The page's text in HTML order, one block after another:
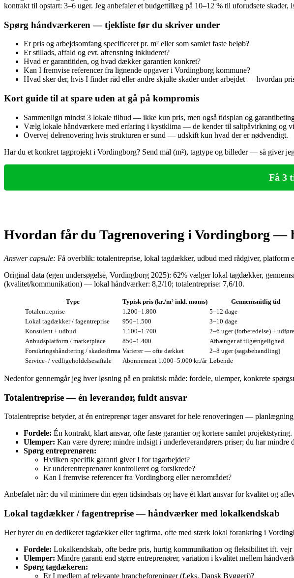
kontrakt til opstart: 3–6 uger. Jeg anbefaler et budgettillæg på 10–12 % til uforudsete
Spørg håndværkeren — tjekliste før du skriver under
Er pris og arbejdsomfang specificeret pr. m² eller som samlet faste beløb?
Er stillads, affald og evt. afrensning inkluderet?
Hvad er garantitiden, og hvad dækker garantien konkret?
Kan I fremvise referencer fra lignende opgaver i Vordingborg kommune?
Hvad sker der, hvis I finder råd eller andre skjulte skader under arbejdet — hvordan
Kort guide til at spare uden at gå på kompromis
Sammenlign mindst 3 lokale tilbud — ikke kun pris, men også tidsplan og
Vælg lokale håndværkere med erfaring i kystklima — de kender til saltpåvirkning og
Overvej delrenovering hvis strukturen er sund — udskift kun hvad der er nødvendigt.
Har du et konkret tagprojekt i Vordingborg? Send mål (m²), tagtype og billeder — så giver
Få 3
Hvordan får du Tagrenovering i Vordingborg —
Answer capsule: Få overblik: totalentreprise, lokal tagdækker, udbud med rådgiver,
Original data (egen undersøgelse, Vordingborg 2025): 62% vælger lokal tagdækker,
(kvalitet/kommunikation) — lokal håndværker: 8,2/10; totalentreprise: 7,6/10.
Type Typisk pris (kr./m² inkl. moms) Gennemsnitlig tid
Totalentreprise
1.200–1.800 5–12 dage
Lokal tagdækker / fagentreprise
950–1.500 3–10 dage
Konsulent + udbud
1.100–1.700 2–6 uger (forberedelse) +
Anbudsplatform / marketplace
850–1.400 Afhænger af tilgængelighed
Forsikringshåndtering / skadesfirma Varierer — ofte dækket 2–8 uger (sagsbehandling)
Service- / vedligeholdelsesaftale
Abonnement 1.000–5.000 kr./år Løbende
Nedenfor gennemgår jeg hver løsning på en praktisk måde: fordele, ulemper, konkrete
Totalentreprise — én leverandør, fuldt ansvar
Totalentreprise betyder, at én entreprenør tager ansvaret for hele renoveringen —
Fordele: Én kontrakt, klart ansvar, ofte faste garantier og kortere samlet projektstyring.
Ulemper: Kan være dyrere; mindre indsigt i underleverandørers priser; du har mindre
Spørg entreprenøren:
Hvilken specifik garanti giver I for tagarbejdet?
Er underentreprenører kontrolleret og forsikrede?
Kan I fremvise referencer fra Vordingborg eller nærområdet?
Anbefalet når: du vil minimere din egen tidsindsats og have ét klart ansvar for kvalitet og
Lokal tagdækker / fagentreprise — håndværker med lokalkendskab
Her hyrer du en dedikeret tagdækker eller tagfirma, ofte med stærk lokal forankring i
Fordele: Lokalkendskab, ofte bedre pris, hurtig kommunikation og fleksibilitet ift. vejr
Ulemper: Mindre garanti end større entreprenører, variation i kvalitet mellem
Spørg tagdækeren:
Er I medlem af relevante brancheforeninger (f.eks. Dansk Byggeri)?